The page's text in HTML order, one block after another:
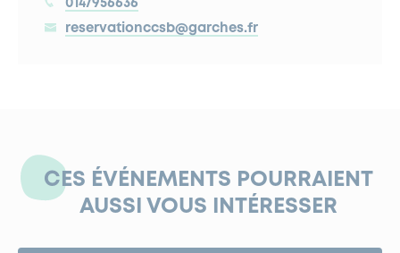
0147956636
reservationccsb@garches.fr
CES ÉVÉNEMENTS POURRAIENT
AUSSI VOUS INTÉRESSER